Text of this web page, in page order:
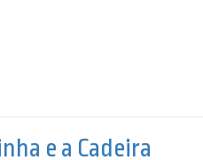
e a Cadeira